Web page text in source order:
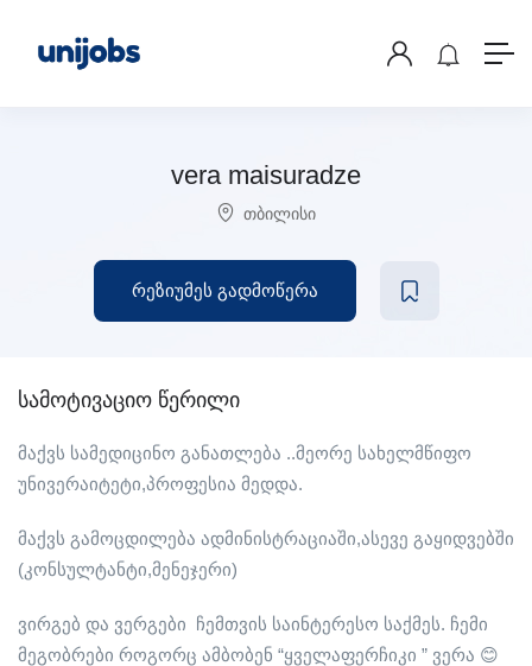
vera maisuradze
თბილისი
რეზიუმეს გადმოწერა
სამოტივაციო წერილი
მაქვს სამედიცინო განათლება ..მეორე სახელმწიფო
უნივერაიტეტი,პროფესია მედდა.
მაქვს გამოცდილება ადმინისტრაციაში,ასევე გაყიდვებში
(კონსულტანტი,მენეჯერი)
ვირგებ და ვერგები ჩემთვის საინტერესო საქმეს. ჩემი
მეგობრები როგორც ამბობენ “ყველაფერჩიკი ” ვერა 😊